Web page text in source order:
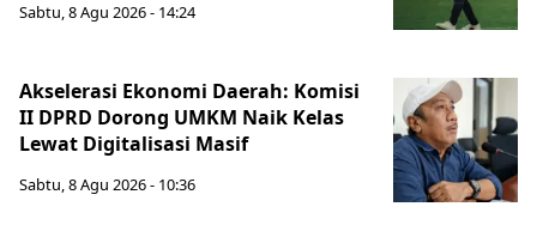
Sabtu, 8 Agu 2026 - 14:24
Akselerasi Ekonomi Daerah: Komisi
II DPRD Dorong UMKM Naik Kelas
Lewat Digitalisasi Masif
Sabtu, 8 Agu 2026 - 10:36